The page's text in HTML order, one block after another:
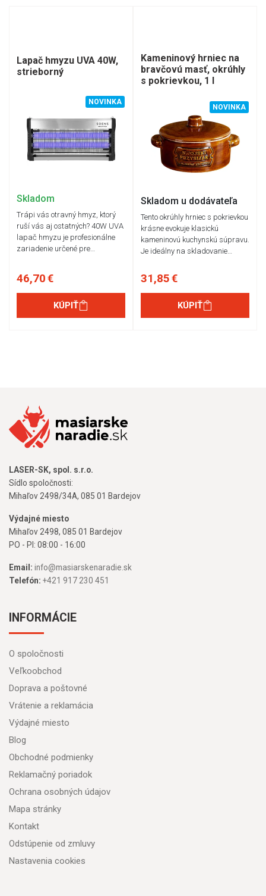
Lapač hmyzu UVA 40W,
strieborný
NOVINKA
Skladom
Trápi vás otravný hmyz, ktorý
ruší vás aj ostatných? 40W UVA
lapač hmyzu je profesionálne
zariadenie určené pre…
46,70 €
KÚPIŤ
Kameninový hrniec na
bravčovú masť, okrúhly
s pokrievkou, 1 l
NOVINKA
Skladom u dodávateľa
Tento okrúhly hrniec s pokrievkou
krásne evokuje klasickú
kameninovú kuchynskú súpravu.
Je ideálny na skladovanie…
31,85 €
KÚPIŤ
LASER-SK, spol. s.r.o.
Sídlo spoločnosti:
Mihaľov 2498/34A, 085 01 Bardejov
Výdajné miesto
Mihaľov 2498, 085 01 Bardejov
PO - PI: 08:00 - 16:00
Email: info@masiarskenaradie.sk
Telefón: +421 917 230 451
INFORMÁCIE
O spoločnosti
Veľkoobchod
Doprava a poštovné
Vrátenie a reklamácia
Výdajné miesto
Blog
Obchodné podmienky
Reklamačný poriadok
Ochrana osobných údajov
Mapa stránky
Kontakt
Odstúpenie od zmluvy
Nastavenia cookies